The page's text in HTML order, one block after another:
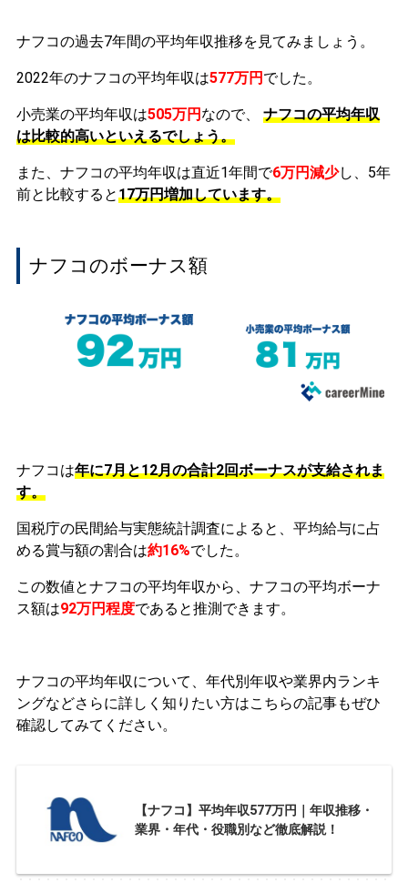
ナフコの過去7年間の平均年収推移を見てみましょう。
2022年のナフコの平均年収は577万円 でした。
小売業の平均年収は505万円 なので、
ナフコの平均年収
は比較的高いといえるでしょう。
また、ナフコの平均年収は直近1年間で6万円減少し、5年
前と比較すると17万円増加しています。
ナフコのボーナス額
ナフコは年に7月と12月の合計2回ボーナスが支給されま
す。
国税庁の民間給与実態統計調査によると、平均給与に占
める賞与額の割合は約16%でした。
この数値とナフコの平均年収から、ナフコの平均ボーナ
ス額は92万円程度であると推測できます。
ナフコの平均年収について、年代別年収や業界内ランキ
ングなどさらに詳しく知りたい方はこちらの記事もぜひ
確認してみてください。
【ナフコ】平均年収577万円｜年収推移・
業界・年代・役職別など徹底解説！